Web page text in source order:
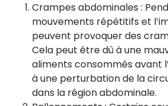
Crampes abdominales :
mouvements répétitifs et
peuvent provoquer des
Cela peut être dû à une
aliments consommés avant
à une perturbation de la
dans la région abdominale.